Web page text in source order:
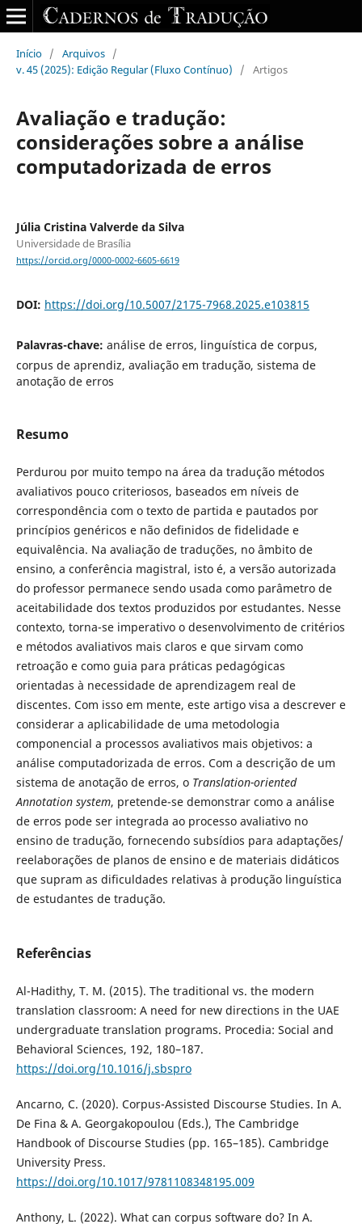
Início / Arquivos /
v. 45 (2025): Edição Regular (Fluxo Contínuo)
/ Artigos
Avaliação e tradução:
considerações sobre a análise
computadorizada de erros
Júlia Cristina Valverde da Silva
Universidade de Brasília
https://orcid.org/0000-0002-6605-6619
DOI: https://doi.org/10.5007/2175-7968.2025.e103815
Palavras-chave: análise de erros, linguística de corpus,
corpus de aprendiz, avaliação em tradução, sistema de
anotação de erros
Resumo
Perdurou por muito tempo na área da tradução métodos
avaliativos pouco criteriosos, baseados em níveis de
correspondência com o texto de partida e pautados por
princípios genéricos e não definidos de fidelidade e
equivalência. Na avaliação de traduções, no âmbito de
ensino, a conferência magistral, isto é, a versão autorizada
do professor permanece sendo usada como parâmetro de
aceitabilidade dos textos produzidos por estudantes. Nesse
contexto, torna-se imperativo o desenvolvimento de critérios
e métodos avaliativos mais claros e que sirvam como
retroação e como guia para práticas pedagógicas
orientadas à necessidade de aprendizagem real de
discentes. Com isso em mente, este artigo visa a descrever e
considerar a aplicabilidade de uma metodologia
componencial a processos avaliativos mais objetivos: a
análise computadorizada de erros. Com a descrição de um
sistema de anotação de erros, o Translation-oriented
Annotation system, pretende-se demonstrar como a análise
de erros pode ser integrada ao processo avaliativo no
ensino de tradução, fornecendo subsídios para adaptações/
reelaborações de planos de ensino e de materiais didáticos
que supram as dificuldades relativas à produção linguística
de estudantes de tradução.
Referências
Al-Hadithy, T. M. (2015). The traditional vs. the modern
translation classroom: A need for new directions in the UAE
undergraduate translation programs. Procedia: Social and
Behavioral Sciences, 192, 180–187.
https://doi.org/10.1016/j.sbspro
Ancarno, C. (2020). Corpus-Assisted Discourse Studies. In A.
De Fina & A. Georgakopoulou (Eds.), The Cambridge
Handbook of Discourse Studies (pp. 165–185). Cambridge
University Press.
https://doi.org/10.1017/9781108348195.009
Anthony, L. (2022). What can corpus software do? In A.